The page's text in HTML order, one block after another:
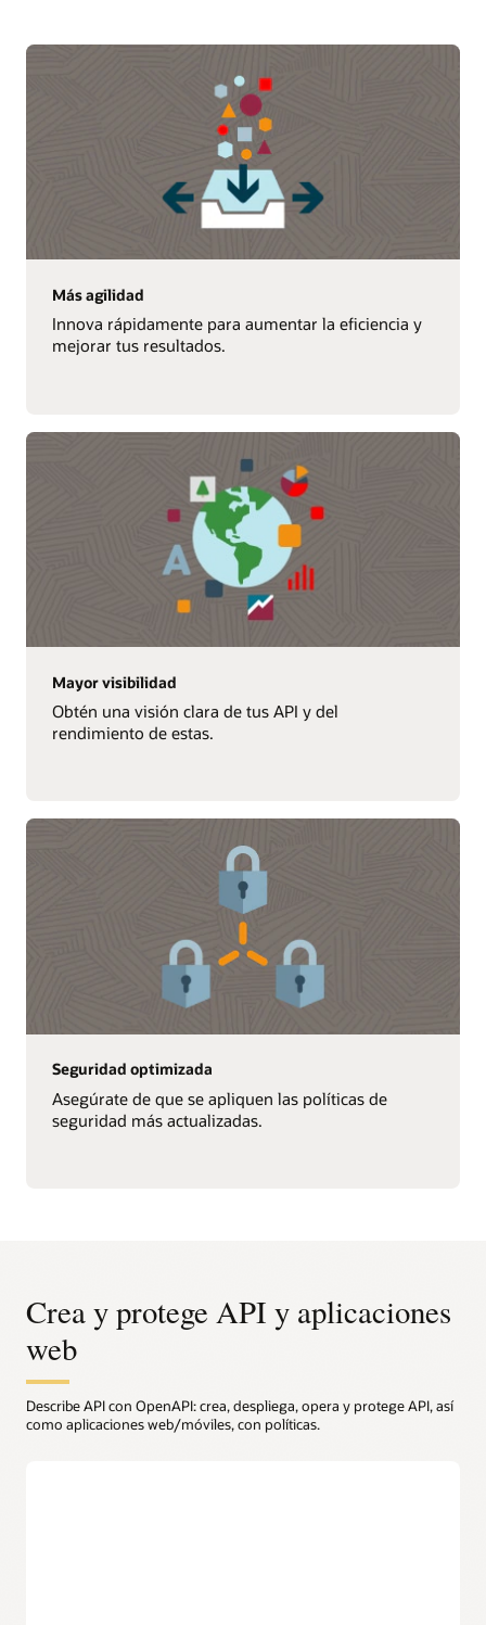
Más agilidad
Innova rápidamente para aumentar la eficiencia y
mejorar tus resultados.
Mayor visibilidad
Obtén una visión clara de tus API y del
rendimiento de estas.
Seguridad optimizada
Asegúrate de que se apliquen las políticas de
seguridad más actualizadas.
Crea y protege API y aplicaciones
web
Describe API con OpenAPI: crea, despliega, opera y protege API, así
como aplicaciones web/móviles, con políticas.